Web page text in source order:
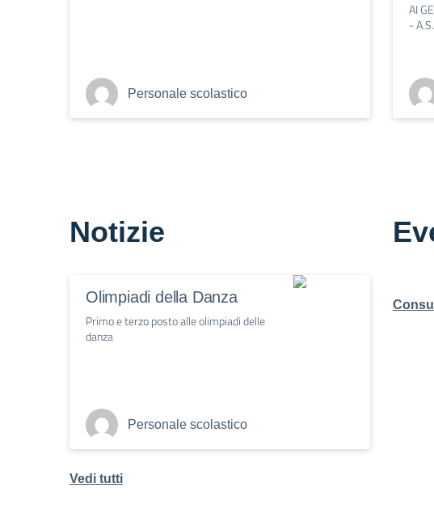
Personale scolastico
AI
-
Notizie
Olimpiadi della Danza
Primo e terzo posto alle olimpiadi delle
danza
Personale scolastico
Vedi tutti